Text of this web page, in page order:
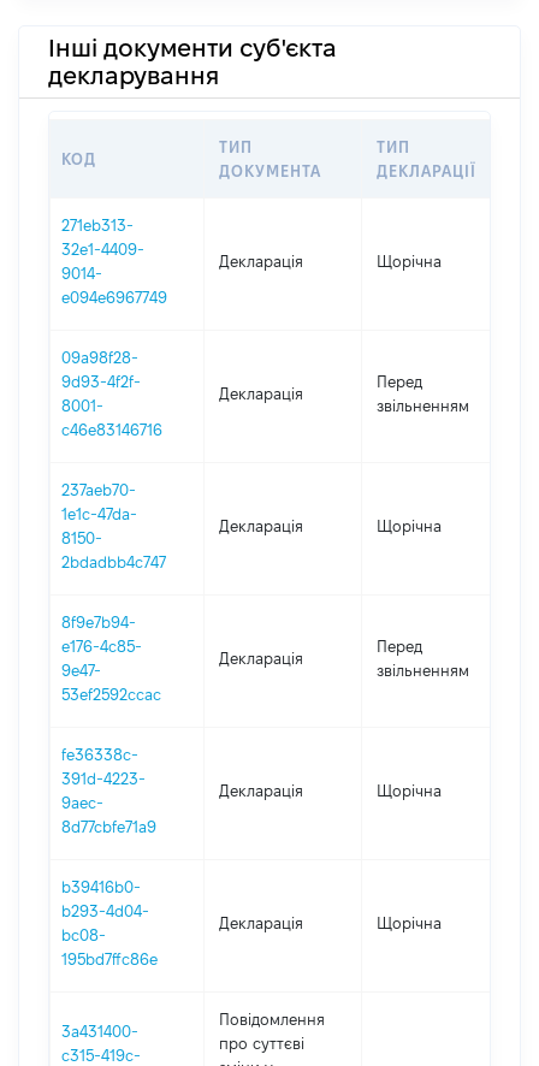
Інші документи суб'єкта
декларування
КОД
ТИП
ДОКУМЕНТА
ТИП
ДЕКЛАРАЦІЇ
271eb313-
32e1-4409-
9014-
e094e6967749
Декларація Щорічна
09a98f28-
9d93-4f2f-
8001-
c46e83146716
Декларація
Перед
звільненням
237aeb70-
1e1c-47da-
8150-
2bdadbb4c747
Декларація Щорічна
8f9e7b94-
e176-4c85-
9e47-
53ef2592ccac
Декларація
Перед
звільненням
fe36338c-
391d-4223-
9aec-
8d77cbfe71a9
Декларація Щорічна
b39416b0-
b293-4d04-
bc08-
195bd7ffc86e
Декларація Щорічна
3a431400-
c315-419c-
Повідомлення
про суттєві